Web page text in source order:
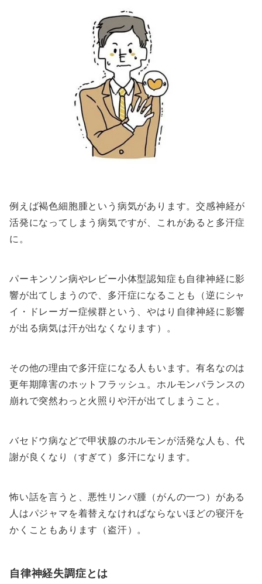
例えば褐色細胞腫という病気があります。交感神経が
活発になってしまう病気ですが、これがあると多汗症
に。
パーキンソン病やレビー小体型認知症も自律神経に影
響が出てしまうので、多汗症になることも（逆にシャ
イ・ドレーガー症候群という、やはり自律神経に影響
が出る病気は汗が出なくなります）。
その他の理由で多汗症になる人もいます。有名なのは
更年期障害のホットフラッシュ。ホルモンバランスの
崩れで突然わっと火照りや汗が出てしまうこと。
バセドウ病などで甲状腺のホルモンが活発な人も、代
謝が良くなり（すぎて）多汗になります。
怖い話を言うと、悪性リンパ腫（がんの一つ）がある
人はパジャマを着替えなければならないほどの寝汗を
かくこともあります（盗汗）。
自律神経失調症とは